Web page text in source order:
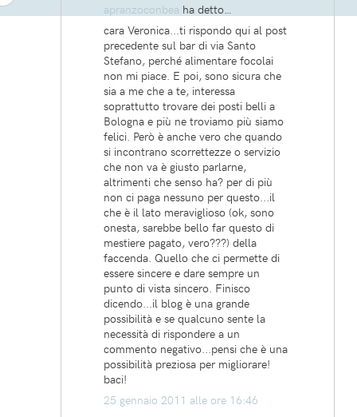
apranzoconbea ha detto…
cara Veronica...ti rispondo qui al post
precedente sul bar di via Santo
Stefano, perché alimentare focolai
non mi piace. E poi, sono sicura che
sia a me che a te, interessa
soprattutto trovare dei posti belli a
Bologna e più ne troviamo più siamo
felici. Però è anche vero che quando
si incontrano scorrettezze o servizio
che non va è giusto parlarne,
altrimenti che senso ha? per di più
non ci paga nessuno per questo...il
che è il lato meraviglioso (ok, sono
onesta, sarebbe bello far questo di
mestiere pagato, vero???) della
faccenda. Quello che ci permette di
essere sincere e dare sempre un
punto di vista sincero. Finisco
dicendo...il blog è una grande
possibilità e se qualcuno sente la
necessità di rispondere a un
commento negativo...pensi che è una
possibilità preziosa per migliorare!
baci!
25 gennaio 2011 alle ore 16:46